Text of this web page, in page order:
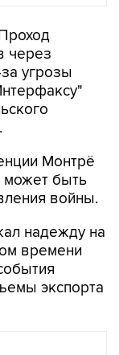
через
угрозы
Монтрё
может быть
войны.
надежду на
времени
экспорта